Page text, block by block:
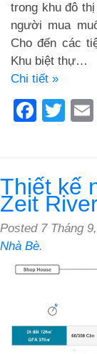
trong khu đô
người mua
Cho đến các
Khu biệt thự…
Chi tiết »
Thiết kế
Zeit
Posted 7 Tháng
Nhà Bè.